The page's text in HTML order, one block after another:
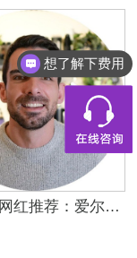
YouTube网红推荐：爱尔兰咖啡设备测评博主
想了解下费用